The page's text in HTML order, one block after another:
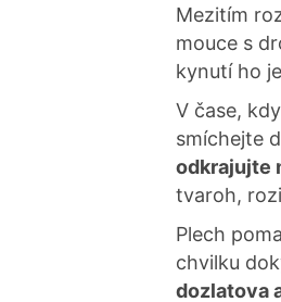
Mezitím
mouce s
kynutí ho
V čase,
smíchejte
odkrajujte
tvaroh,
Plech
chvilku
dozlatova